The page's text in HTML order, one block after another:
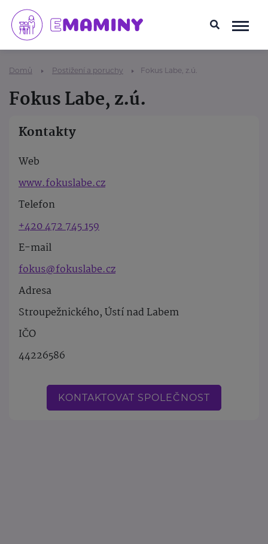
Domů Postižení a poruchy Fokus Labe, z.ú.
Fokus Labe, z.ú.
Kontakty
Web
www.fokuslabe.cz
Telefon
+420 472 745 159
E-mail
fokus@fokuslabe.cz
Adresa
Stroupežnického, Ústí nad Labem
IČO
44226586
KONTAKTOVAT SPOLEČNOST